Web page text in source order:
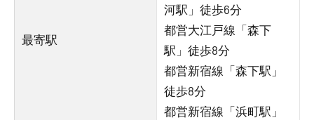
最寄駅
河駅」徒歩6分
都営大江戸線「森下
駅」徒歩8分
都営新宿線「森下駅」
徒歩8分
都営新宿線「浜町駅」